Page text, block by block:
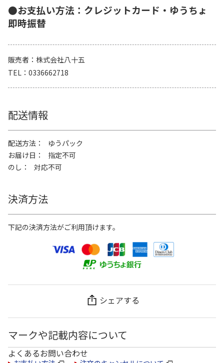
●お支払い方法：クレジットカード・ゆうちょ
即時振替
販売者
株式会社八十五
TEL
0336662718
配送情報
配送方法
ゆうパック
お届け日
指定不可
のし
対応不可
決済方法
下記の決済方法がご利用頂けます。
シェアする
マークや記載内容について
よくあるお問い合わせ